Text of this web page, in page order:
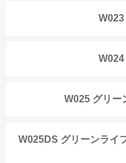
W023
W025 グリー
W025DS グリーンライ